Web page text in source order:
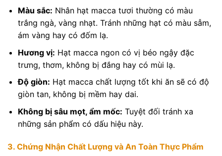
Màu sắc: Nhân hạt macca tươi thường có màu
trắng ngà, vàng nhạt. Tránh những hạt có màu sẫm,
ám vàng hay có đốm lạ.
Hương vị: Hạt macca ngon có vị béo ngậy đặc
trưng, thơm, không bị đắng hay có mùi lạ.
Độ giòn: Hạt macca chất lượng tốt khi ăn sẽ có độ
giòn tan, không bị mềm hay dai.
Không bị sâu mọt, ẩm mốc: Tuyệt đối tránh xa
những sản phẩm có dấu hiệu này.
3. Chứng Nhận Chất Lượng và An Toàn Thực Phẩm